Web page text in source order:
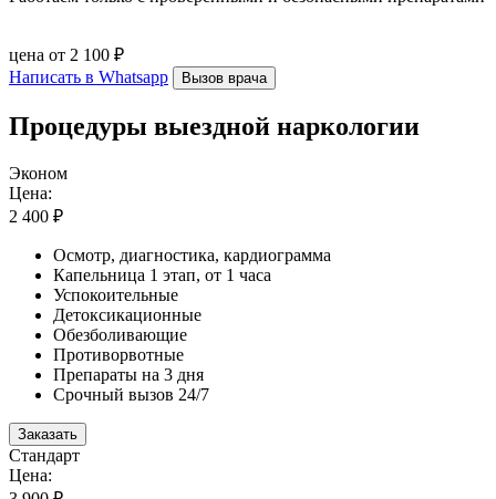
цена от 2 100 ₽
Написать в Whatsapp
Вызов врача
Процедуры выездной наркологии
Эконом
Цена:
2 400 ₽
Осмотр, диагностика, кардиограмма
Капельница 1 этап, от 1 часа
Успокоительные
Детоксикационные
Обезболивающие
Противорвотные
Препараты на 3 дня
Срочный вызов 24/7
Заказать
Стандарт
Цена: